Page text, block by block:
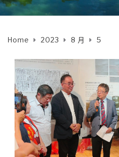
Home 2023 8 月 5